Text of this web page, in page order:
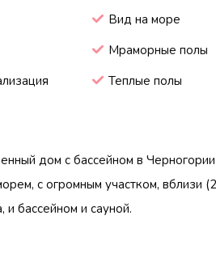
Вид на море
Мраморные полы
Теплые полы
дом с бассейном в
с огромным участком, вблизи
и бассейном и сауной.